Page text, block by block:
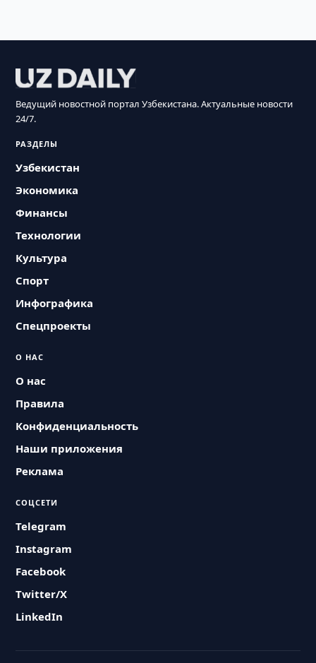
Ведущий новостной портал Узбекистана. Актуальные новости
24/7.
РАЗДЕЛЫ
Узбекистан
Экономика
Финансы
Технологии
Культура
Спорт
Инфографика
Спецпроекты
О НАС
О нас
Правила
Конфиденциальность
Наши приложения
Реклама
СОЦСЕТИ
Telegram
Instagram
Facebook
Twitter/X
LinkedIn